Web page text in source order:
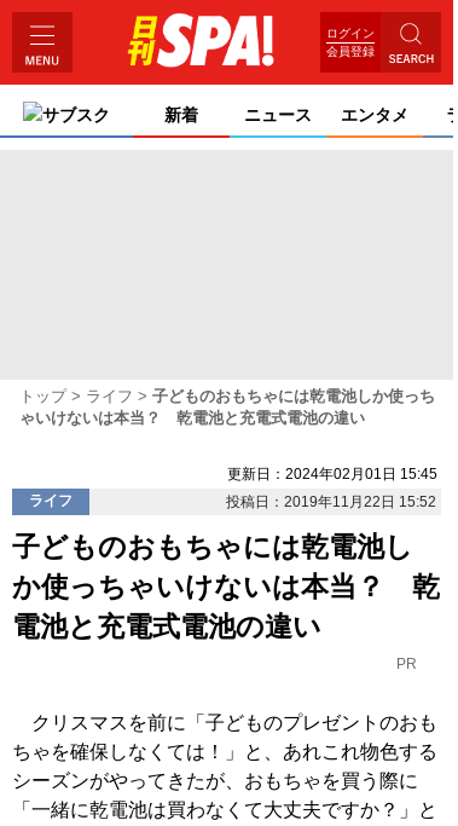
ログイン
会員登録
サブスク 新着 ニュース エンタメ
トップ ライフ
子どものおもちゃには乾電池しか使っち
ゃいけないは本当？ 乾電池と充電式電池の違い
更新日：2024年02月01日 15:45
ライフ
投稿日：2019年11月22日 15:52
子どものおもちゃには乾電池し
か使っちゃいけないは本当？ 乾
電池と充電式電池の違い
PR
クリスマスを前に「子どものプレゼントのおも
ちゃを確保しなくては！」と、あれこれ物色する
シーズンがやってきたが、おもちゃを買う際に
「一緒に乾電池は買わなくて大丈夫ですか？」と